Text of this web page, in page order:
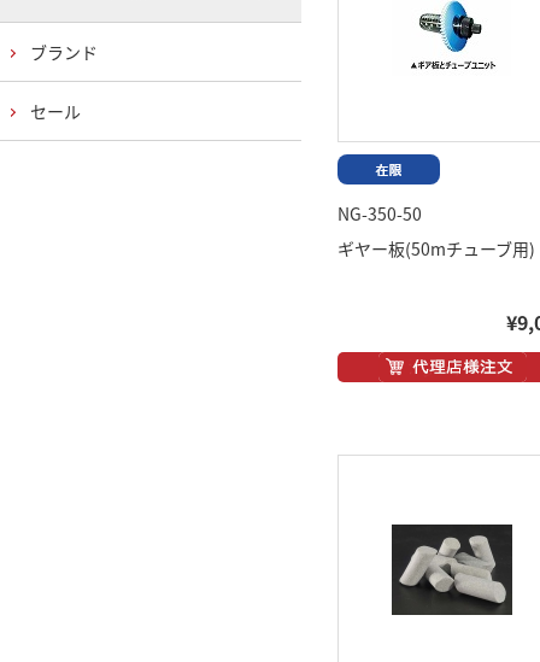
NG-350-50
ギヤー板(50mチューブ用)
ブランド
セール